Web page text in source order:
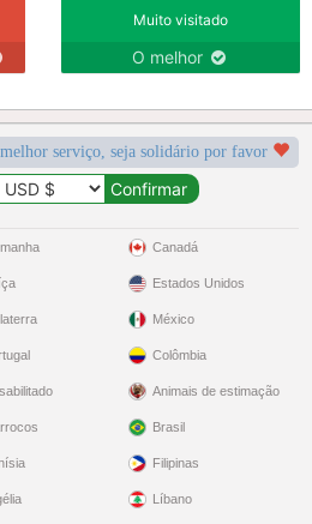
Muito visitado
O melhor
serviço, seja solidário por favor
Canadá
Estados Unidos
México
Colômbia
Animais de estimação
Brasil
Filipinas
Líbano